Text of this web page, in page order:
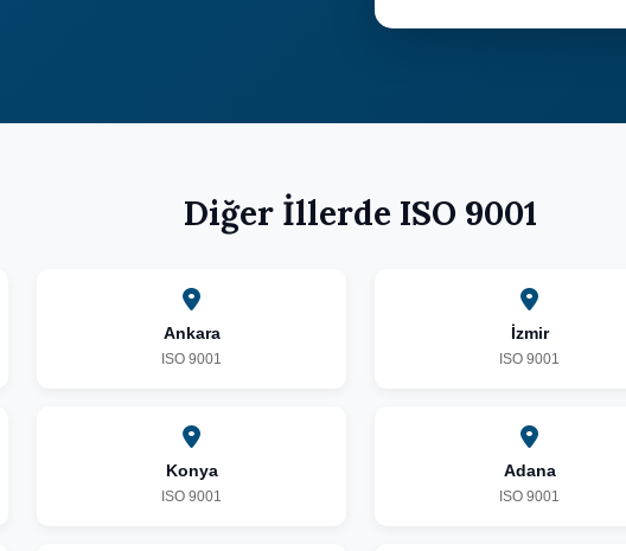
Diğer İllerde ISO 9001
Ankara
ISO 9001
İzmir
ISO 9001
Konya
ISO 9001
Adana
ISO 9001